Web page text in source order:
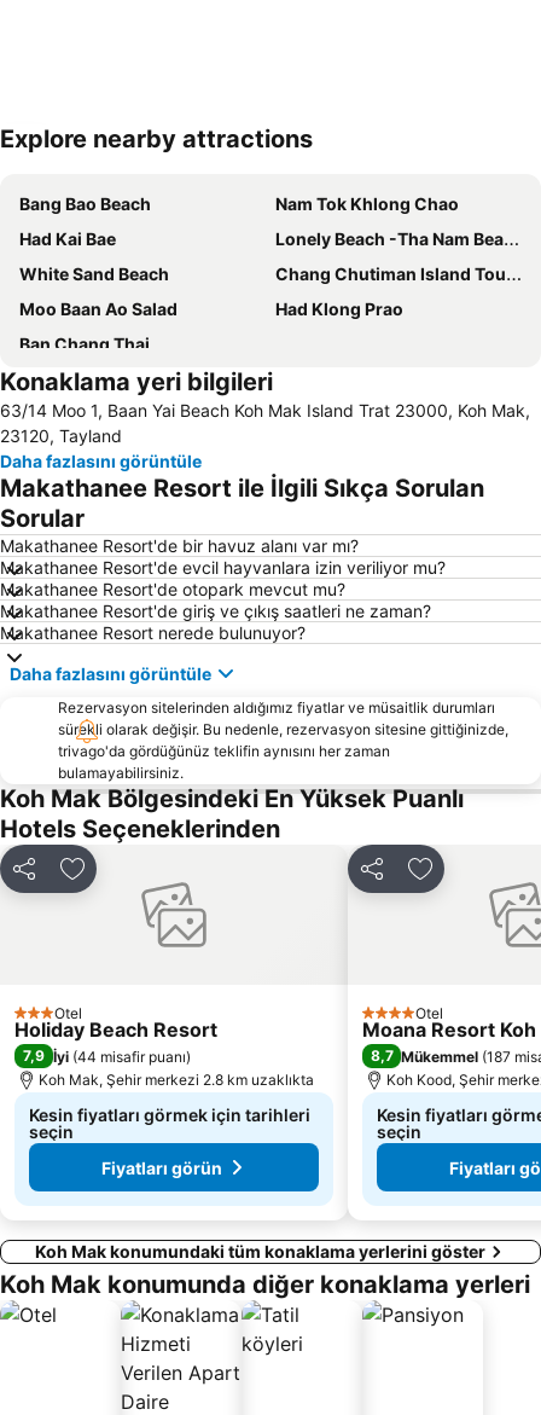
Haritayı genişlet
Explore nearby attractions
Bang Bao Beach
Nam Tok Khlong Chao
Had Kai Bae
Lonely Beach -Tha Nam Beach
White Sand Beach
Chang Chutiman Island Tours
Moo Baan Ao Salad
Had Klong Prao
Ban Chang Thai
Konaklama yeri bilgileri
63/14 Moo 1, Baan Yai Beach Koh Mak Island Trat 23000, Koh Mak,
23120, Tayland
Daha fazlasını görüntüle
Makathanee Resort ile İlgili Sıkça Sorulan
Sorular
Makathanee Resort'de bir havuz alanı var mı?
Makathanee Resort'de evcil hayvanlara izin veriliyor mu?
Makathanee Resort'de otopark mevcut mu?
Makathanee Resort'de giriş ve çıkış saatleri ne zaman?
Makathanee Resort nerede bulunuyor?
Daha fazlasını görüntüle
Rezervasyon sitelerinden aldığımız fiyatlar ve müsaitlik durumları
sürekli olarak değişir. Bu nedenle, rezervasyon sitesine gittiğinizde,
trivago'da gördüğünüz teklifin aynısını her zaman
bulamayabilirsiniz.
Koh Mak Bölgesindeki En Yüksek Puanlı
Hotels Seçeneklerinden
Paylaş Favorilerime ekle
3 Yıldız
Otel
Holiday Beach Resort
7,9 İyi (44 misafir puanı)
Koh Mak, Şehir merkezi 2.8 km uzaklıkta
Kesin fiyatları görmek için tarihleri
seçin
Fiyatları görün
Paylaş Favorilerime
4 YıldızOtel
Moana Resort Koh
8,7 Mükemmel (187
Koh Kood, Şehir
Kesin fiyatları
seçin
Fiyatları
Koh Mak konumundaki tüm konaklama yerlerini göster
Koh Mak konumunda diğer konaklama yerleri